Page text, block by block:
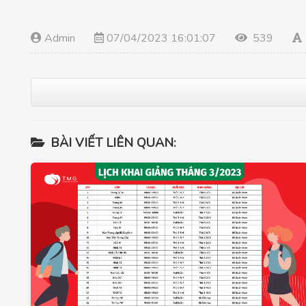
Admin 07/04/2023 16:01:07 539
BÀI VIẾT LIÊN QUAN: